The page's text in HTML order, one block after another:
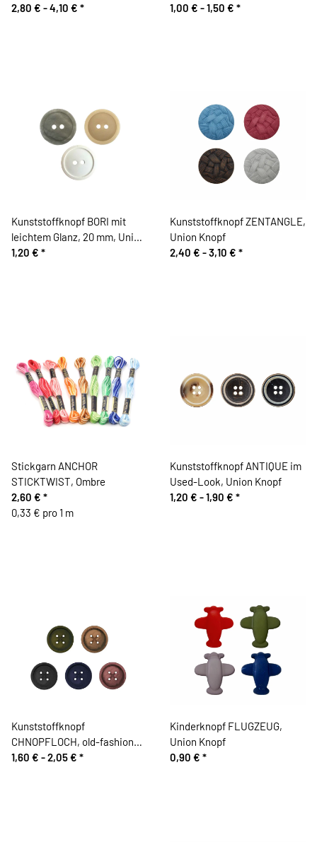
2,80 € -4,10 € *
1,00 € -1,50 € *
Kunststoffknopf BORI mit
leichtem Glanz, 20 mm, Union
Knopf
1,20 € *
Kunststoffknopf ZENTANGLE,
Union Knopf
2,40 € -3,10 € *
Stickgarn ANCHOR
STICKTWIST, Ombre
2,60 € *
0,33 € pro 1 m
Kunststoffknopf ANTIQUE im
Used-Look, Union Knopf
1,20 € -1,90 € *
Kunststoffknopf
CHNOPFLOCH, old-fashioned
Look, Union Knopf
1,60 € -2,05 € *
Kinderknopf FLUGZEUG,
Union Knopf
0,90 € *